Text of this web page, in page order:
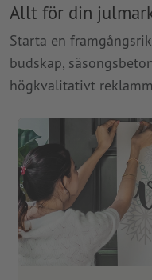
Allt för din
Starta en
budskap,
högkvalitativt